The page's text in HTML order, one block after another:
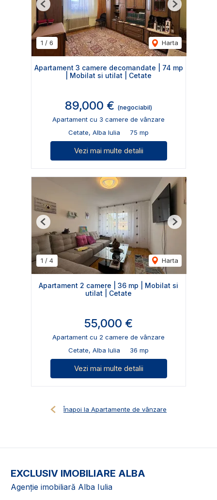
1 / 6 Harta
Previous Next
Apartament 3 camere decomandate | 74 mp
| Mobilat si utilat | Cetate
89,000 € (negociabil)
Apartament cu 3 camere de vânzare
Cetate, Alba Iulia
75 mp
Vezi mai multe detalii
1 / 4 Harta
Previous Next
Apartament 2 camere | 36 mp | Mobilat si
utilat | Cetate
55,000 €
Apartament cu 2 camere de vânzare
Cetate, Alba Iulia
36 mp
Vezi mai multe detalii
Înapoi la Apartamente de vânzare
EXCLUSIV IMOBILIARE ALBA
Agenție imobiliară Alba Iulia